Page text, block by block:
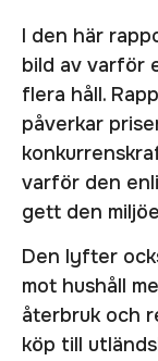
I den här
bild av varför
flera håll.
påverkar
varför den
gett den
Den lyfter
mot hushåll
återbruk och
köp till